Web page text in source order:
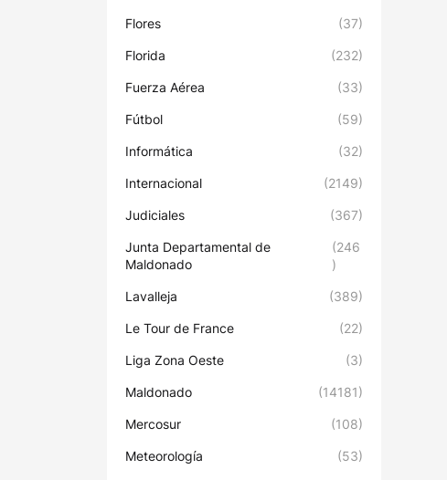
Flores (37)
Florida (232)
Fuerza Aérea (33)
Fútbol (59)
Informática (32)
Internacional (2149)
Judiciales (367)
Junta Departamental de
Maldonado
(246
)
Lavalleja (389)
Le Tour de France (22)
Liga Zona Oeste (3)
Maldonado (14181)
Mercosur (108)
Meteorología (53)